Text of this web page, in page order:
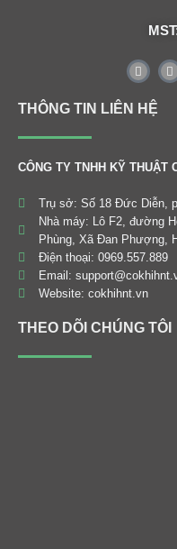
THÔNG TIN LIÊN HỆ
CÔNG TY TNHH KỸ THUẬT
Trụ sở: Số 18 Đức Diễn,
Nhà máy: Lô F2, đường
Phùng, Xã Đan Phượng,
Điện thoại: 0969.557.889
Email:
Website: cokhihnt.vn
THEO DÕI CHÚNG TÔI